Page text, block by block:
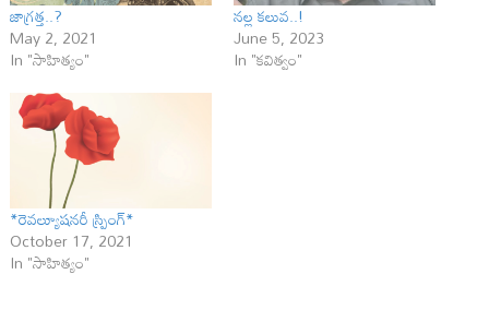
జాగ్రత్త..?
May 2, 2021
In "సాహిత్యం"
నల్ల కలువ..!
June 5, 2023
In "కవిత్వం"
*రెవల్యూషనరీ స్ప్రింగ్*
October 17, 2021
In "సాహిత్యం"